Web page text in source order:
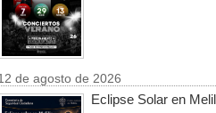
de agosto de 2026
Eclipse Solar en